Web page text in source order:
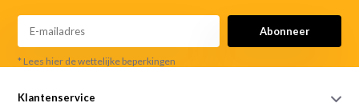
Abonneer
* Lees hier de wettelijke beperkingen
Klantenservice